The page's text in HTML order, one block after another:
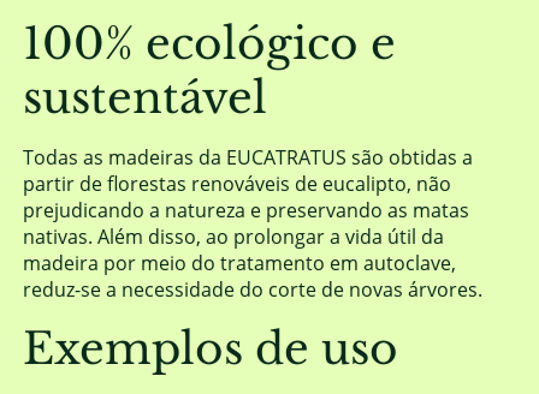
100% ecológico e
sustentável
Todas as madeiras da EUCATRATUS são obtidas a
partir de florestas renováveis de eucalipto, não
prejudicando a natureza e preservando as matas
nativas. Além disso, ao prolongar a vida útil da
madeira por meio do tratamento em autoclave,
reduz-se a necessidade do corte de novas árvores.
Exemplos de uso